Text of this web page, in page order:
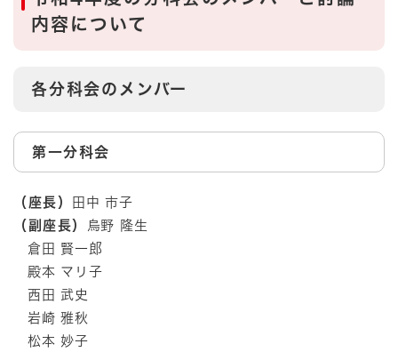
内容について
各分科会のメンバー
第一分科会
（座長）
田中 市子
（副座長）
烏野 隆生
倉田 賢一郎
殿本 マリ子
西田 武史
岩崎 雅秋
松本 妙子